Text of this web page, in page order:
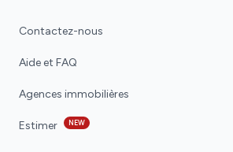
Contactez-nous
Aide et FAQ
Agences immobilières
Estimer NEW